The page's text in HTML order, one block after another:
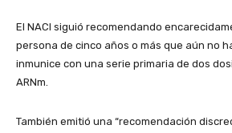
El NACI siguió recomendando
persona de cinco años o más que aún no
inmunice con una serie primaria de dos
ARNm.
También emitió una “recomendación